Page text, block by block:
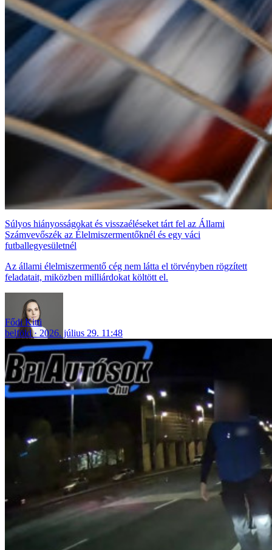
Súlyos hiányosságokat és visszaéléseket tárt fel az Állami
Számvevőszék az Élelmiszermentőknél és egy váci
futballegyesületnél
Az állami élelmiszermentő cég nem látta el törvényben rögzített
feladatait, miközben milliárdokat költött el.
Fődi Kitti
belföld
2026. július 29. 11:48